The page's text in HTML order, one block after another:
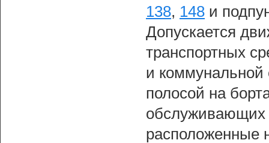
138, 148 и
Допускается
транспортных
и коммунальной
полосой на
обслуживающих
расположенные